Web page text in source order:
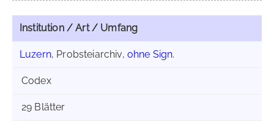
Institution / Art / Umfang
Luzern, Probsteiarchiv, ohne Sign.
Codex
29 Blätter